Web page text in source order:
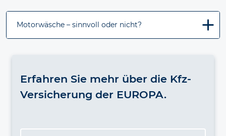
Motorwäsche – sinnvoll oder nicht?
Erfahren Sie mehr über die Kfz-
Versicherung der EUROPA.